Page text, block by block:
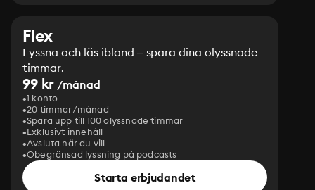
Flex
Lyssna och läs ibland – spara dina olyssnade
timmar.
99 kr /månad
1 konto
20 timmar/månad
Spara upp till 100 olyssnade timmar
Exklusivt innehåll
Avsluta när du vill
Obegränsad lyssning på podcasts
Starta erbjudandet